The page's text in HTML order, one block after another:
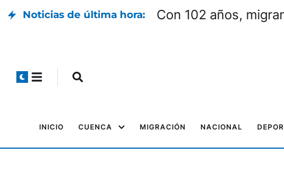
Noticias de última hora: Con 102 años,
INICIO CUENCA MIGRACIÓN NACIONAL